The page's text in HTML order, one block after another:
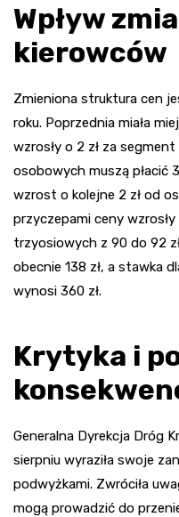
Wpływ
kierowców
Zmieniona struktura cen
roku. Poprzednia miała
wzrosły o 2 zł za
osobowych muszą płacić
wzrost o kolejne 2 zł od
przyczepami ceny
trzyosiowych z 90 do 92
obecnie 138 zł, a stawka
wynosi 360 zł.
Krytyka i
Generalna Dyrekcja Dróg
sierpniu wyraziła swoje
podwyżkami. Zwróciła
mogą prowadzić do